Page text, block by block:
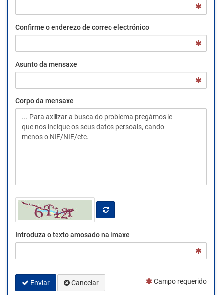
Confirme o enderezo de correo electrónico
Asunto da mensaxe
Corpo da mensaxe
Introduza o texto amosado na imaxe
Campo requerido
Enviar Cancelar